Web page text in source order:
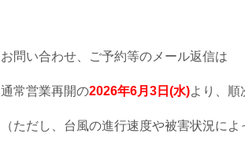
お問い合わせ、ご予約等のメール返信は
通常営業再開の2026年6月3日(水)より、順
（ただし、台風の進行速度や被害状況に